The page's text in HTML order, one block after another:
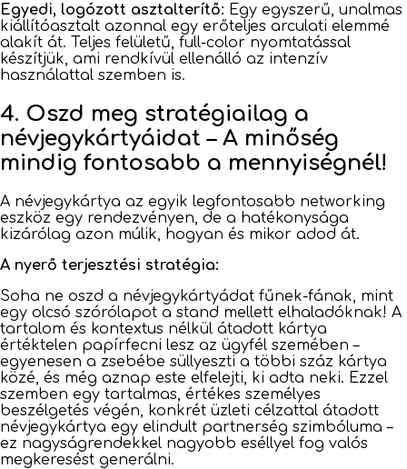
Egyedi, logózott asztalterítő: Egy egyszerű, unalmas
kiállítóasztalt azonnal egy erőteljes arculati elemmé
alakít át. Teljes felületű, full-color nyomtatással
készítjük, ami rendkívül ellenálló az intenzív
használattal szemben is.
4. Oszd meg stratégiailag a
névjegykártyáidat – A minőség
mindig fontosabb a mennyiségnél!
A névjegykártya az egyik legfontosabb networking
eszköz egy rendezvényen, de a hatékonysága
kizárólag azon múlik, hogyan és mikor adod át.
A nyerő terjesztési stratégia:
Soha ne oszd a névjegykártyádat fűnek-fának, mint
egy olcsó szórólapot a stand mellett elhaladóknak! A
tartalom és kontextus nélkül átadott kártya
értéktelen papírfecni lesz az ügyfél szemében –
egyenesen a zsebébe süllyeszti a többi száz kártya
közé, és még aznap este elfelejti, ki adta neki. Ezzel
szemben egy tartalmas, értékes személyes
beszélgetés végén, konkrét üzleti célzattal átadott
névjegykártya egy elindult partnerség szimbóluma –
ez nagyságrendekkel nagyobb eséllyel fog valós
megkeresést generálni.